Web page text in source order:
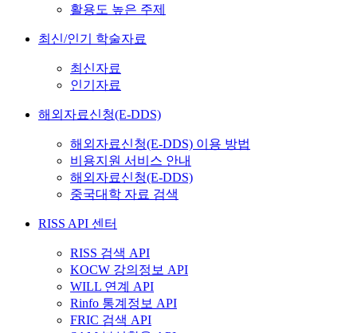
활용도 높은 주제
최신/인기 학술자료
최신자료
인기자료
해외자료신청(E-DDS)
해외자료신청(E-DDS) 이용 방법
비용지원 서비스 안내
해외자료신청(E-DDS)
중국대학 자료 검색
RISS API 센터
RISS 검색 API
KOCW 강의정보 API
WILL 연계 API
Rinfo 통계정보 API
FRIC 검색 API